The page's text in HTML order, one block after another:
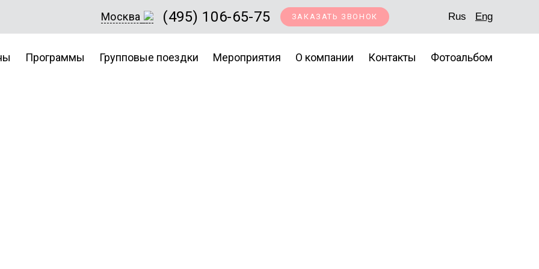
Москва (495) 106-65-75 ЗАКАЗАТЬ ЗВОНОК Rus Eng
Программы Групповые поездки Мероприятия О компании Контакты Фотоальбом